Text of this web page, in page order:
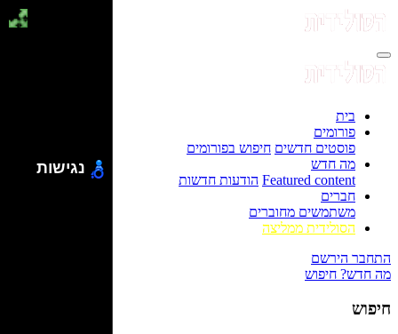
בית
פורומים
פוסטים חדשים חיפוש בפורומים
מה חדש
Featured content הודעות חדשות
חברים
משתמשים מחוברים
הסולידית ממליצה
התחבר הירשם
מה חדש? חיפוש
חיפוש
נגישות